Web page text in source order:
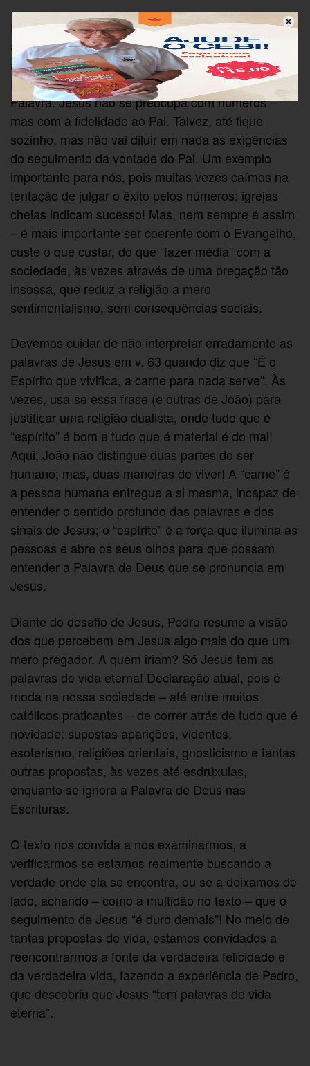
É muito interessante a reação de Jesus diante do
abandono da maioria dos seus discípulos. Ele não
arreda o pé, mas com toda calma até convida os
Doze para saírem, se não podem aceitar a sua
Palavra. Jesus não se preocupa com números –
mas com a fidelidade ao Pai. Talvez, até fique
sozinho, mas não vai diluir em nada as exigências
do seguimento da vontade do Pai. Um exemplo
importante para nós, pois muitas vezes caímos na
tentação de julgar o êxito pelos números: igrejas
cheias indicam sucesso! Mas, nem sempre é assim
– é mais importante ser coerente com o Evangelho,
custe o que custar, do que “fazer média” com a
sociedade, às vezes através de uma pregação tão
insossa, que reduz a religião a mero
sentimentalismo, sem consequências sociais.
Devemos cuidar de não interpretar erradamente as
palavras de Jesus em v. 63 quando diz que “É o
Espírito que vivifica, a carne para nada serve”. Às
vezes, usa-se essa frase (e outras de João) para
justificar uma religião dualista, onde tudo que é
“espírito” é bom e tudo que é material é do mal!
Aqui, João não distingue duas partes do ser
humano; mas, duas maneiras de viver! A “carne” é
a pessoa humana entregue a si mesma, incapaz de
entender o sentido profundo das palavras e dos
sinais de Jesus; o “espírito” é a força que ilumina as
pessoas e abre os seus olhos para que possam
entender a Palavra de Deus que se pronuncia em
Jesus.
Diante do desafio de Jesus, Pedro resume a visão
dos que percebem em Jesus algo mais do que um
mero pregador. A quem iriam? Só Jesus tem as
palavras de vida eterna! Declaração atual, pois é
moda na nossa sociedade – até entre muitos
católicos praticantes – de correr atrás de tudo que é
novidade: supostas aparições, videntes,
esoterismo, religiões orientais, gnosticismo e tantas
outras propostas, às vezes até esdrúxulas,
enquanto se ignora a Palavra de Deus nas
Escrituras.
O texto nos convida a nos examinarmos, a
verificarmos se estamos realmente buscando a
verdade onde ela se encontra, ou se a deixamos de
lado, achando – como a multidão no texto – que o
seguimento de Jesus “é duro demais”! No meio de
tantas propostas de vida, estamos convidados a
reencontrarmos a fonte da verdadeira felicidade e
da verdadeira vida, fazendo a experiência de Pedro,
que descobriu que Jesus “tem palavras de vida
eterna”.